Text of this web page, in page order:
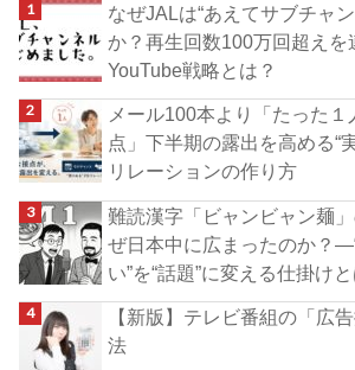
なぜJALは“あえてサブチャ
か？再生回数100万回超えを
YouTube戦略とは？
メール100本より「たった
点」下半期の露出を高める“
リレーションの作り方
難読漢字「ビャンビャン麺
ぜ日本中に広まったのか？
い”を“話題”に変える仕掛け
【新版】テレビ番組の「広
法